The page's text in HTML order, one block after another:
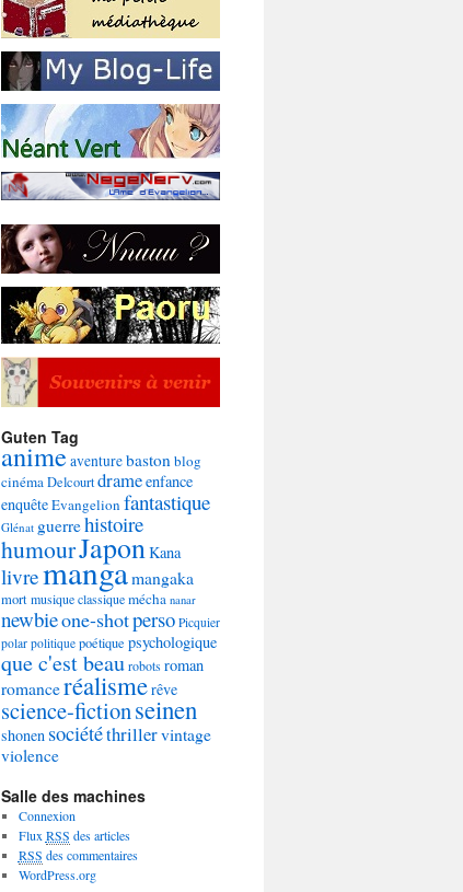
Guten Tag
animeaventurebaston blog
cinémaDelcourtdrameenfance
enquêteEvangelion fantastique
Glénat guerrehistoire
humourJapon Kana
livremangamangaka
mortmusique classiquemécha nanar
newbieone-shotperso Picquier
polar politique poétique psychologique
que c'est beaurobotsroman
romanceréalismerêve
science-fictionseinen
shonen sociététhrillervintage
violence
Salle des machines
Connexion
Flux RSS des articles
RSS des commentaires
WordPress.org